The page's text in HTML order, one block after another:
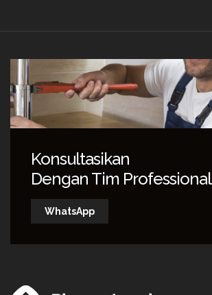
Konsultasikan
Dengan Tim Professional
WhatsApp